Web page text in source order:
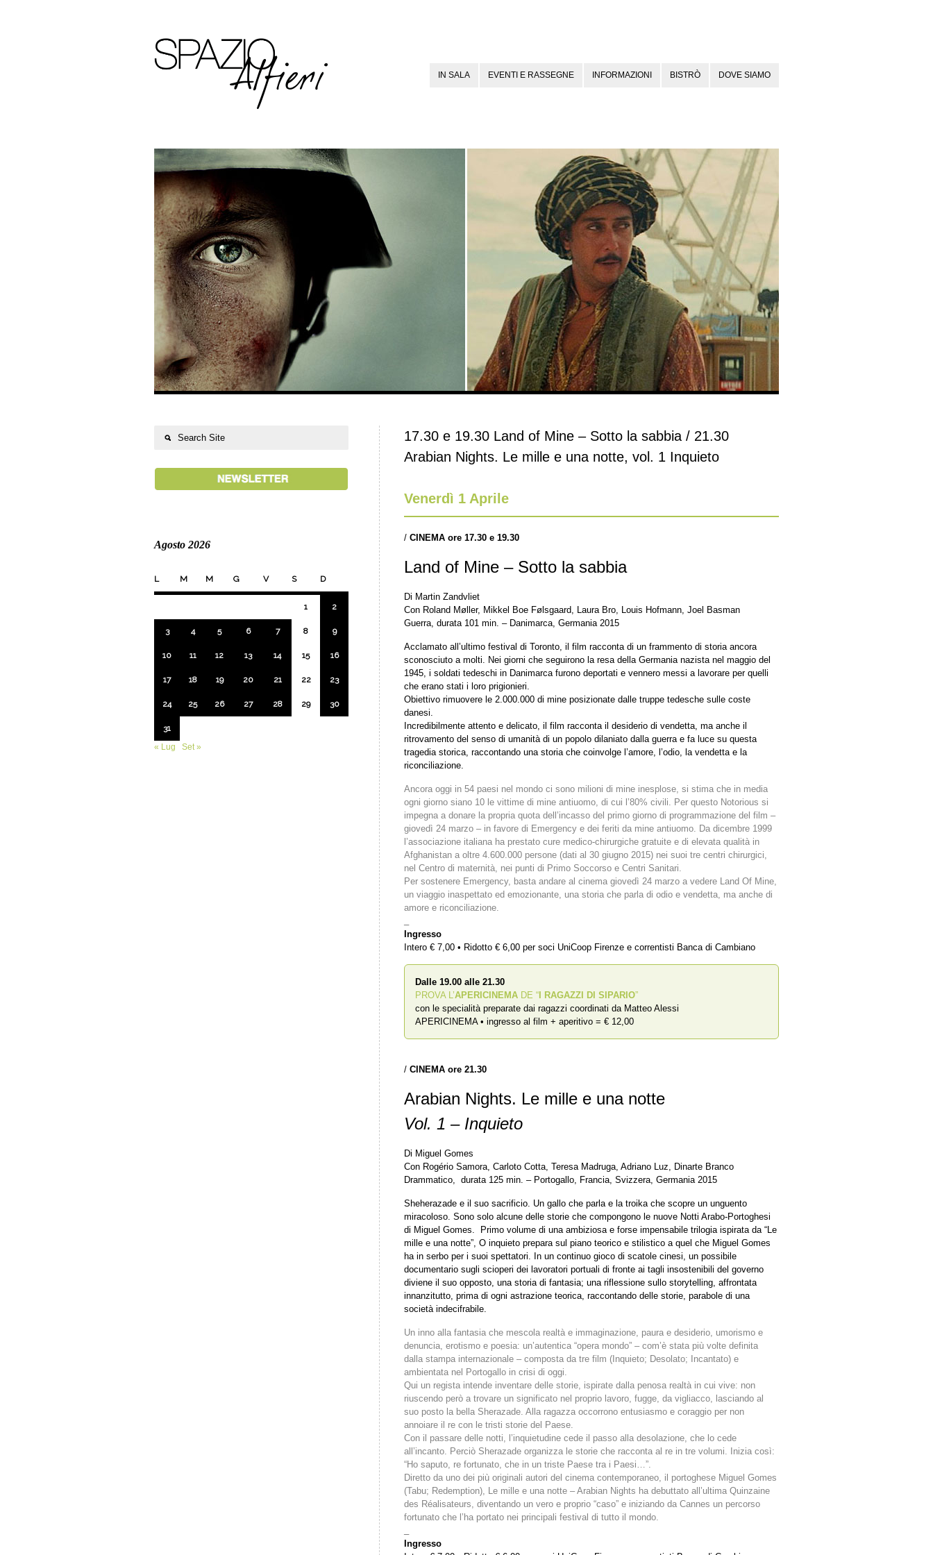
IN SALA EVENTI E RASSEGNE INFORMAZIONI BISTRÒ DOVE SIAMO
17.30 e 19.30 Land of Mine – Sotto la sabbia / 21.30
Arabian Nights. Le mille e una notte, vol. 1 Inquieto
Venerdì 1 Aprile
/ CINEMA ore 17.30 e 19.30
Land of Mine – Sotto la sabbia
Di Martin Zandvliet
Con Roland Møller, Mikkel Boe Følsgaard, Laura Bro, Louis Hofmann, Joel Basman
Guerra, durata 101 min. – Danimarca, Germania 2015
Acclamato all’ultimo festival di Toronto, il film racconta di un frammento di storia ancora
sconosciuto a molti. Nei giorni che seguirono la resa della Germania nazista nel maggio del
1945, i soldati tedeschi in Danimarca furono deportati e vennero messi a lavorare per quelli
che erano stati i loro prigionieri.
Obiettivo rimuovere le 2.000.000 di mine posizionate dalle truppe tedesche sulle coste
danesi.
Incredibilmente attento e delicato, il film racconta il desiderio di vendetta, ma anche il
ritrovamento del senso di umanità di un popolo dilaniato dalla guerra e fa luce su questa
tragedia storica, raccontando una storia che coinvolge l’amore, l’odio, la vendetta e la
riconciliazione.
Ancora oggi in 54 paesi nel mondo ci sono milioni di mine inesplose, si stima che in media
ogni giorno siano 10 le vittime di mine antiuomo, di cui l’80% civili. Per questo Notorious si
impegna a donare la propria quota dell’incasso del primo giorno di programmazione del film –
giovedì 24 marzo – in favore di Emergency e dei feriti da mine antiuomo. Da dicembre 1999
l’associazione italiana ha prestato cure medico-chirurgiche gratuite e di elevata qualità in
Afghanistan a oltre 4.600.000 persone (dati al 30 giugno 2015) nei suoi tre centri chirurgici,
nel Centro di maternità, nei punti di Primo Soccorso e Centri Sanitari.
Per sostenere Emergency, basta andare al cinema giovedì 24 marzo a vedere Land Of Mine,
un viaggio inaspettato ed emozionante, una storia che parla di odio e vendetta, ma anche di
amore e riconciliazione.
Ingresso
Intero € 7,00 • Ridotto € 6,00 per soci UniCoop Firenze e correntisti Banca di Cambiano
Dalle 19.00 alle 21.30
PROVA L’APERICINEMA DE “ I RAGAZZI DI SIPARIO”
con le specialità preparate dai ragazzi coordinati da Matteo Alessi
APERICINEMA • ingresso al film + aperitivo = € 12,00
/ CINEMA ore 21.30
Arabian Nights. Le mille e una notte
Vol. 1 – Inquieto
Di Miguel Gomes
Con Rogério Samora, Carloto Cotta, Teresa Madruga, Adriano Luz, Dinarte Branco
Drammatico, durata 125 min. – Portogallo, Francia, Svizzera, Germania 2015
Sheherazade e il suo sacrificio. Un gallo che parla e la troika che scopre un unguento
miracoloso. Sono solo alcune delle storie che compongono le nuove Notti Arabo-Portoghesi
di Miguel Gomes. Primo volume di una ambiziosa e forse impensabile trilogia ispirata da “Le
mille e una notte”, O inquieto prepara sul piano teorico e stilistico a quel che Miguel Gomes
ha in serbo per i suoi spettatori. In un continuo gioco di scatole cinesi, un possibile
documentario sugli scioperi dei lavoratori portuali di fronte ai tagli insostenibili del governo
diviene il suo opposto, una storia di fantasia; una riflessione sullo storytelling, affrontata
innanzitutto, prima di ogni astrazione teorica, raccontando delle storie, parabole di una
società indecifrabile.
Un inno alla fantasia che mescola realtà e immaginazione, paura e desiderio, umorismo e
denuncia, erotismo e poesia: un’autentica “opera mondo” – com’è stata più volte definita
dalla stampa internazionale – composta da tre film (Inquieto; Desolato; Incantato) e
ambientata nel Portogallo in crisi di oggi.
Qui un regista intende inventare delle storie, ispirate dalla penosa realtà in cui vive: non
riuscendo però a trovare un significato nel proprio lavoro, fugge, da vigliacco, lasciando al
suo posto la bella Sherazade. Alla ragazza occorrono entusiasmo e coraggio per non
annoiare il re con le tristi storie del Paese.
Con il passare delle notti, l’inquietudine cede il passo alla desolazione, che lo cede
all’incanto. Perciò Sherazade organizza le storie che racconta al re in tre volumi. Inizia così:
“Ho saputo, re fortunato, che in un triste Paese tra i Paesi…”.
Diretto da uno dei più originali autori del cinema contemporaneo, il portoghese Miguel Gomes
(Tabu; Redemption), Le mille e una notte – Arabian Nights ha debuttato all’ultima Quinzaine
des Réalisateurs, diventando un vero e proprio “caso” e iniziando da Cannes un percorso
fortunato che l’ha portato nei principali festival di tutto il mondo.
Ingresso
Agosto 2026
L M M G V S D
1 2
3 4 5 6 7 8 9
10 11 12 13 14 15 16
17 18 19 20 21 22 23
24 25 26 27 28 29 30
31
« Lug
Set »